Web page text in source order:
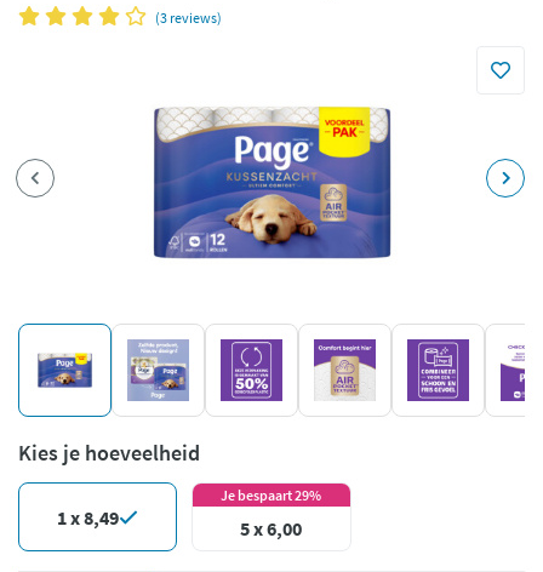
(3 reviews)
Kies je hoeveelheid
1 x 8,49
Je bespaart 29%
5 x 6,00